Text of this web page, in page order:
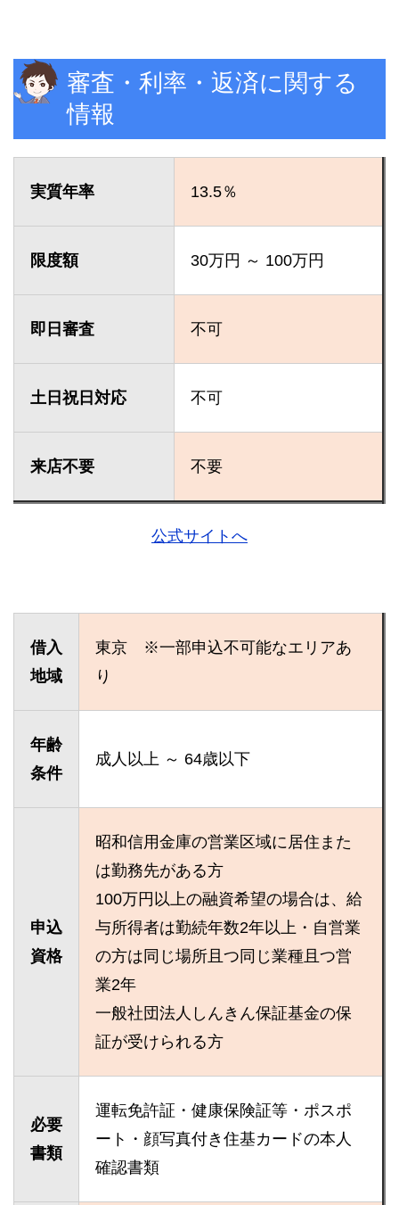
審査・利率・返済に関する
情報
実質年率 13.5％
限度額 30万円 ～ 100万円
即日審査 不可
土日祝日対応 不可
来店不要 不要
公式サイトへ
借入
地域
東京 ※一部申込不可能なエリアあ
り
年齢
条件
成人以上 ～ 64歳以下
申込
資格
昭和信用金庫の営業区域に居住また
は勤務先がある方
100万円以上の融資希望の場合は、給
与所得者は勤続年数2年以上・自営業
の方は同じ場所且つ同じ業種且つ営
業2年
一般社団法人しんきん保証基金の保
証が受けられる方
必要
書類
運転免許証・健康保険証等・ポスポ
ート・顔写真付き住基カードの本人
確認書類